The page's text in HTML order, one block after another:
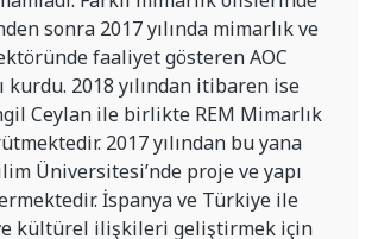
sonra 2017 yılında mimarlık ve
faaliyet gösteren AOC
kurdu. 2018 yılından itibaren ise
Ceylan ile birlikte REM Mimarlık
2017 yılından bu yana
Üniversitesi’nde proje ve yapı
İspanya ve Türkiye ile
kültürel ilişkileri geliştirmek için